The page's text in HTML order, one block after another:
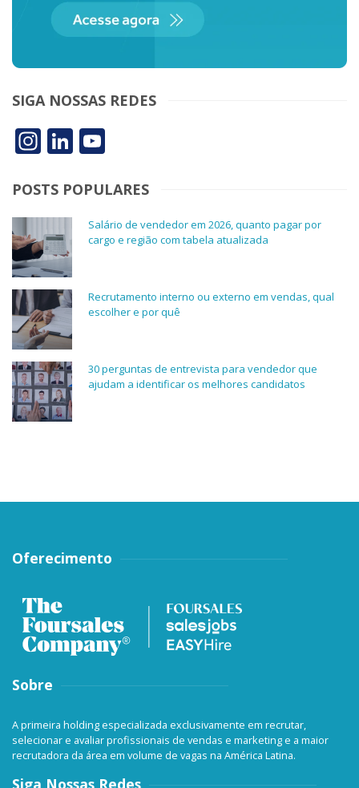
SIGA NOSSAS REDES
Instagram
LinkedIn
POSTS POPULARES
Salário de vendedor em 2026, quanto pagar por
cargo e região com tabela atualizada
Recrutamento interno ou externo em vendas, qual
escolher e por quê
30 perguntas de entrevista para vendedor que
ajudam a identificar os melhores candidatos
Oferecimento
Sobre
A primeira holding especializada exclusivamente em recrutar,
selecionar e avaliar profissionais de vendas e marketing e a maior
recrutadora da área em volume de vagas na América Latina.
Siga Nossas Redes